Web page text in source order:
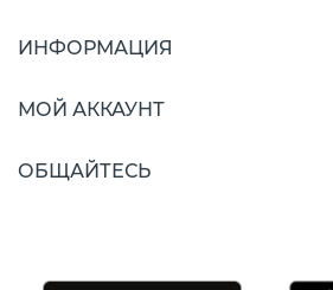
ИНФОРМАЦИЯ
МОЙ АККАУНТ
ОБЩАЙТЕСЬ